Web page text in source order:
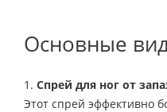
Основные
1. Спрей для ног от
Этот спрей эффективно